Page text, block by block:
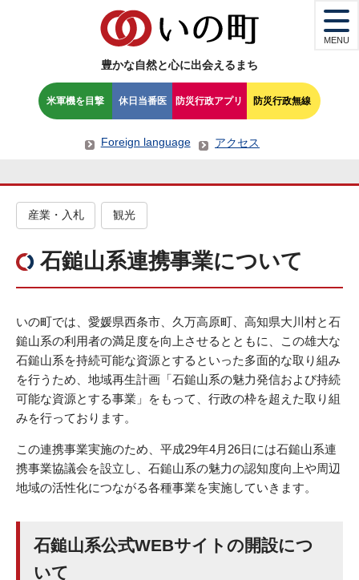
豊かな自然と心に出会えるまち
米軍機を目撃 休日当番医 防災行政アプリ 防災行政無線
Foreign language アクセス
MENU
産業・入札 観光
石鎚山系連携事業について
いの町では、愛媛県西条市、久万高原町、高知県大川村と石
鎚山系の利用者の満足度を向上させるとともに、この雄大な
石鎚山系を持続可能な資源とするといった多面的な取り組み
を行うため、地域再生計画「石鎚山系の魅力発信および持続
可能な資源とする事業」をもって、行政の枠を超えた取り組
みを行っております。
この連携事業実施のため、平成29年4月26日には石鎚山系連
携事業協議会を設立し、石鎚山系の魅力の認知度向上や周辺
地域の活性化につながる各種事業を実施していきます。
石鎚山系公式WEBサイトの開設につ
いて